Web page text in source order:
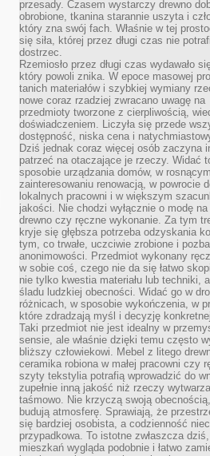
przesady. Czasem wystarczy drewno
obrobione, tkanina starannie uszyta i
który zna swój fach. Właśnie w tej
się siła, której przez długi czas nie
dostrzec.
Rzemiosło przez długi czas wydawało
który powoli znika. W epoce masowej
tanich materiałów i szybkiej wymiany
nowe coraz rzadziej zwracano uwagę na
przedmioty tworzone z cierpliwością,
doświadczeniem. Liczyła się przede
dostępność, niska cena i
Dziś jednak coraz więcej osób zaczyna
patrzeć na otaczające je rzeczy. Widać
sposobie urządzania domów, w rosnącym
zainteresowaniu renowacją, w powrocie
lokalnych pracowni i w większym
jakości. Nie chodzi wyłącznie o modę
drewno czy ręczne wykonanie. Za tym
kryje się głębsza potrzeba odzyskania
tym, co trwałe, uczciwie zrobione i
anonimowości. Przedmiot wykonany
w sobie coś, czego nie da się łatwo
nie tylko kwestia materiału lub techniki,
śladu ludzkiej obecności. Widać go w
różnicach, w sposobie wykończenia, w
które zdradzają myśl i decyzję
Taki przedmiot nie jest idealny w
sensie, ale właśnie dzięki temu często
bliższy człowiekowi. Mebel z litego
ceramika robiona w małej pracowni czy
szyty tekstylia potrafią wprowadzić do
zupełnie inną jakość niż rzeczy
taśmowo. Nie krzyczą swoją
budują atmosferę. Sprawiają, że
się bardziej osobista, a codzienność
przypadkowa. To istotne zwłaszcza
mieszkań wygląda podobnie i łatwo